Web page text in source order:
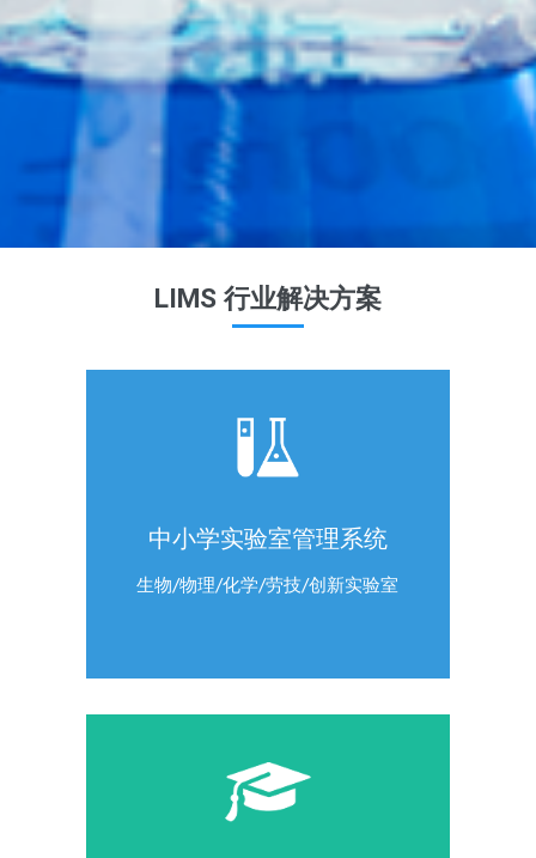
LIMS 行业解决方案
中小学实验室管理系统
生物/物理/化学/劳技/创新实验室